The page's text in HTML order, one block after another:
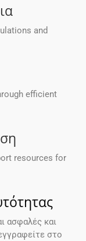
and
efficient
resources for
ασφαλές και
στο